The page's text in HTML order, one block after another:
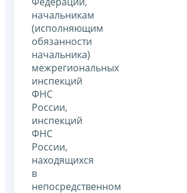
начальникам
(исполняющим
обязанности
начальника)
межрегиональных
инспекций
ФНС
России,
инспекций
ФНС
России,
находящихся
в
непосредственном